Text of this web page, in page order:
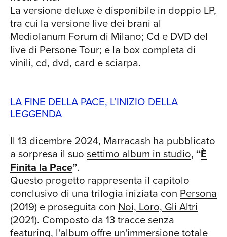
La versione deluxe è disponibile in doppio LP,
tra cui la versione live dei brani al
Mediolanum Forum di Milano; Cd e DVD del
live di Persone Tour; e la box completa di
vinili, cd, dvd, card e sciarpa.
LA FINE DELLA PACE, L’INIZIO DELLA
LEGGENDA
Il 13 dicembre 2024, Marracash ha pubblicato
a sorpresa il suo settimo album in studio, “È
Finita la Pace”.
Questo progetto rappresenta il capitolo
conclusivo di una trilogia iniziata con Persona
(2019) e proseguita con Noi, Loro, Gli Altri
(2021). Composto da 13 tracce senza
featuring, l'album offre un'immersione totale